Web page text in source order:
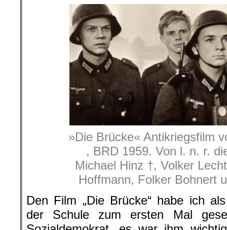
»Die Brücke« Antikriegsfilm
, BRD 1959. Von l. n. r.
Michael Hinz †, Volker
Hoffmann, Folker Bohnert
Den Film „Die Brücke“ habe ich
der Schule zum ersten Mal